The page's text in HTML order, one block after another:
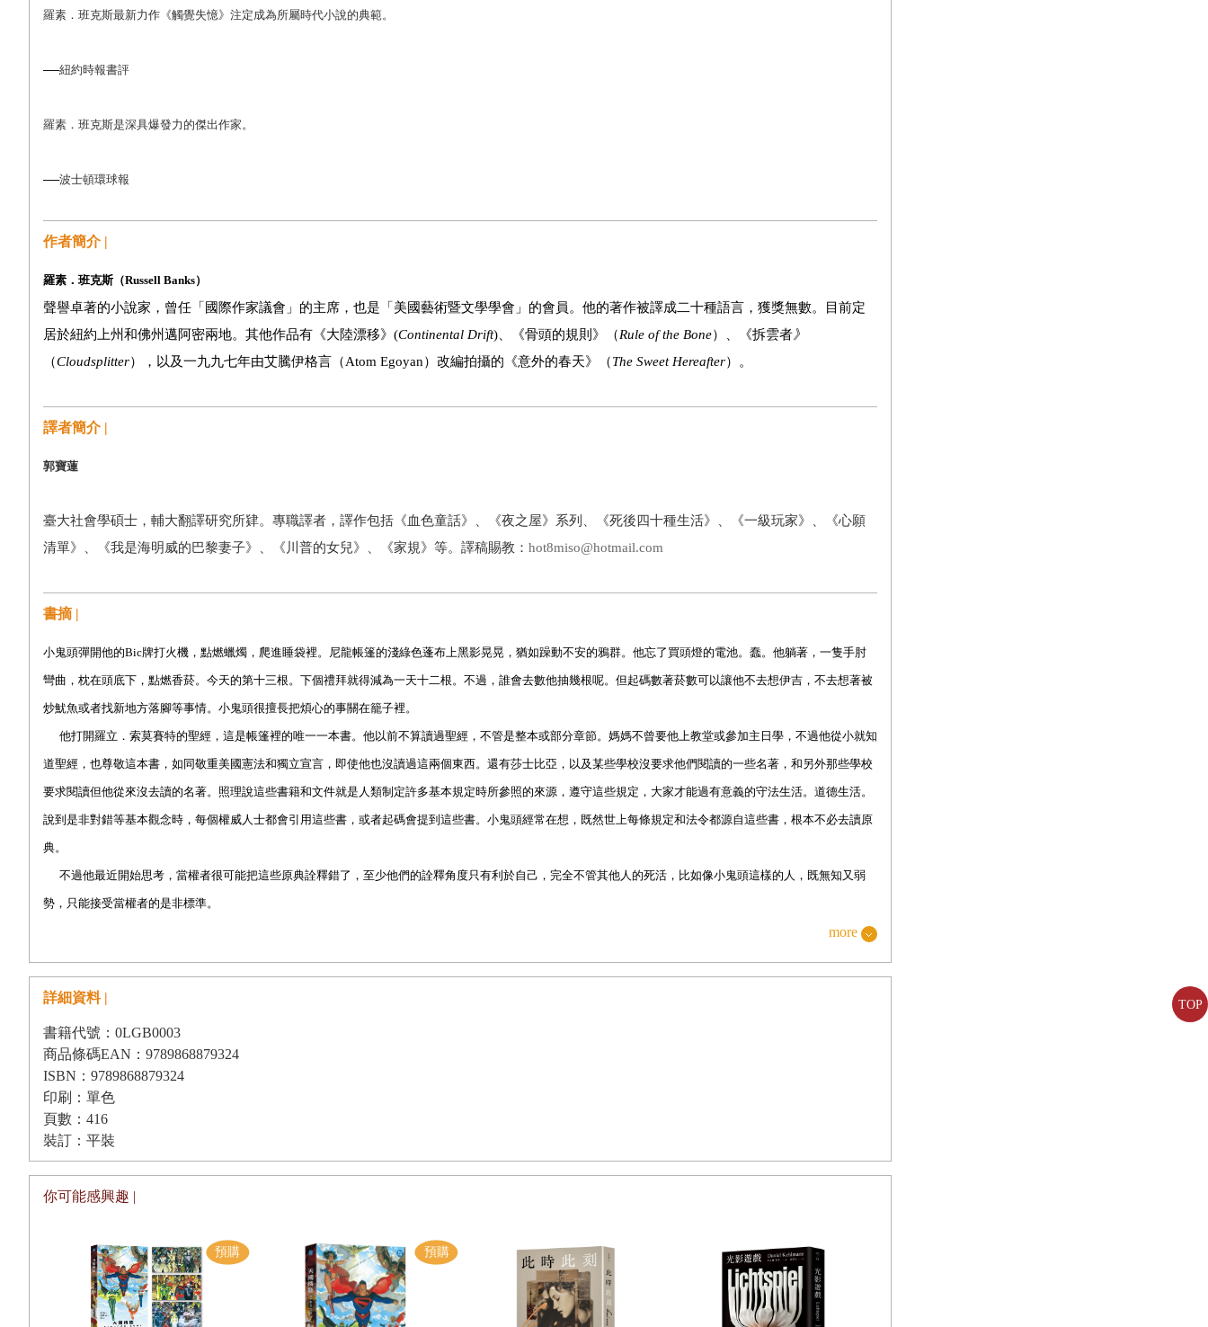
TOP
羅素．班克斯最新力作《觸覺失憶》注定成為所屬時代小說的典範。
──紐約時報書評
羅素．班克斯是深具爆發力的傑出作家。
──波士頓環球報
作者簡介 |
羅素．班克斯（Russell Banks）
聲譽卓著的小說家，曾任「國際作家議會」的主席，也是「美國藝術暨文學學會」的會員。他的著作被譯成二十種語言，獲獎無數。目前定
居於紐約上州和佛州邁阿密兩地。其他作品有《大陸漂移》(Continental Drift)、《骨頭的規則》（Rule of the Bone）、《拆雲者》
（Cloudsplitter），以及一九九七年由艾騰伊格言（Atom Egoyan）改編拍攝的《意外的春天》（The Sweet Hereafter）。
譯者簡介 |
郭寶蓮
臺大社會學碩士，輔大翻譯研究所肄。專職譯者，譯作包括《血色童話》、《夜之屋》系列、《死後四十種生活》、《一級玩家》、《心願
清單》、《我是海明威的巴黎妻子》、《川普的女兒》、《家規》等。譯稿賜教： hot8miso@hotmail.com
書摘 |
小鬼頭彈開他的Bic牌打火機，點燃蠟燭，爬進睡袋裡。尼龍帳篷的淺綠色蓬布上黑影晃晃，猶如躁動不安的鴉群。他忘了買頭燈的電池。蠢。他躺著，一隻手肘
彎曲，枕在頭底下，點燃香菸。今天的第十三根。下個禮拜就得減為一天十二根。不過，誰會去數他抽幾根呢。但起碼數著菸數可以讓他不去想伊吉，不去想著被
炒魷魚或者找新地方落腳等事情。小鬼頭很擅長把煩心的事關在籠子裡。
他打開羅立．索莫賽特的聖經，這是帳篷裡的唯一一本書。他以前不算讀過聖經，不管是整本或部分章節。媽媽不曾要他上教堂或參加主日學，不過他從小就知
道聖經，也尊敬這本書，如同敬重美國憲法和獨立宣言，即使他也沒讀過這兩個東西。還有莎士比亞，以及某些學校沒要求他們閱讀的一些名著，和另外那些學校
要求閱讀但他從來沒去讀的名著。照理說這些書籍和文件就是人類制定許多基本規定時所參照的來源，遵守這些規定，大家才能過有意義的守法生活。道德生活。
說到是非對錯等基本觀念時，每個權威人士都會引用這些書，或者起碼會提到這些書。小鬼頭經常在想，既然世上每條規定和法令都源自這些書，根本不必去讀原
典。
不過他最近開始思考，當權者很可能把這些原典詮釋錯了，至少他們的詮釋角度只有利於自己，完全不管其他人的死活，比如像小鬼頭這樣的人，既無知又弱
勢，只能接受當權者的是非標準。
比方說有一點讓他很納悶，到底在聖經、美國憲法、獨立宣言或莎翁名著中，哪一頁提到不該和十八歲以下的人性交。他很確定聖經裡提到，上帝不准人跟動
物、母親、自己的姊妹或女兒交媾，莎士比亞大概也不贊成這麼做。誰會贊成呢？可是跟身上有臍環和刺青的十四歲女孩性交呢？如果她們與他無血緣關係，又挑
逗得他慾火焚身？上網找她們出來打炮，聖經會怎麼說這種事情？說不定莎士比亞會
等同於違反上帝律法的事，於是多數人聚集起來，投票讓這些事變成不合法。這是人類的律法。無所謂。小鬼頭可以接受這種律法，畢竟這是民主投票出來的結
果，所有人，包括小鬼頭，都支持民主精神。
此外，另有一些比較像規矩的人類律法，這些律法沒有聖經或其他古籍原典做基礎。你若違反這些規定，就要接受處罰，但受懲不是因為你做了什麼不道德的
事。你沒違反上帝的律法，你只是違反規定。好比說，你加入美國軍隊，軍方有條規定，不准散播色情刊物，而你卻這麼做，因為你很希望你的好弟兄都能擁有你
小鬼頭得看看上帝的律法怎麼說，所以他把羅立．索莫賽特的聖經打開到創世紀那一卷，開始讀起來。這個版本是英王詹姆士下令翻譯的欽定版，但小鬼頭一讀
就發現，即使上頭的字是英語，但跟他以前讀過的英語相比，反倒像某種外國語。雖然如此，稍微專注用心去讀，他還是能讀懂大部分的意思。讀著讀著，他想起
某些背景設定在中世紀，關於北歐維京人的電玩遊戲和電影裡的對白。
打從一開始，上帝就是宇宙的總統或者國王，掌管所有事，包括全世界的海洋和天空。各處各地的穹蒼。宇宙萬物是祂在七天之內所創造出來的，所以祂可以統
more
詳細資料 |
書籍代號：0LGB0003
商品條碼EAN：9789868879324
ISBN：9789868879324
印刷：單色
頁數：416
裝訂：平裝
你可能感興趣 |